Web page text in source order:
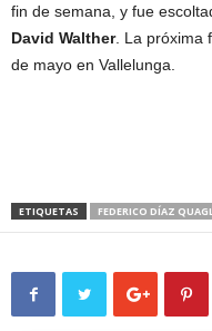
fin de semana, y fue
David Walther. La próxima
de mayo en Vallelunga.
ETIQUETAS FEDERICO DÍAZ